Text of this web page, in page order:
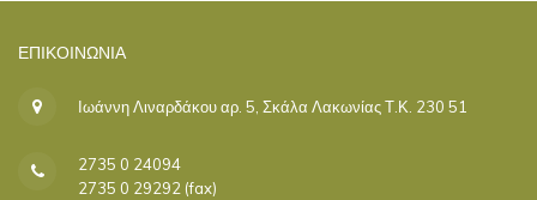
ΕΠΙΚΟΙΝΩΝΊΑ
Ιωάννη Λιναρδάκου αρ. 5, Σκάλα Λακωνίας Τ.Κ. 230 51
2735 0 24094
2735 0 29292 (fax)